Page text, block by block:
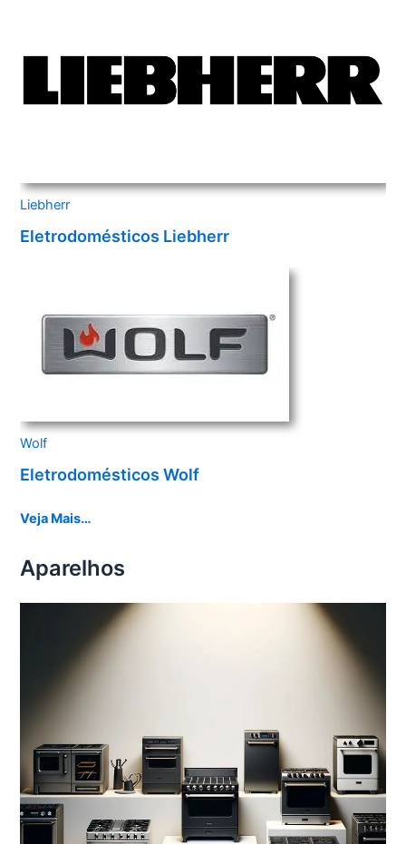
Liebherr
Eletrodomésticos Liebherr
Wolf
Eletrodomésticos Wolf
Veja Mais…
Aparelhos